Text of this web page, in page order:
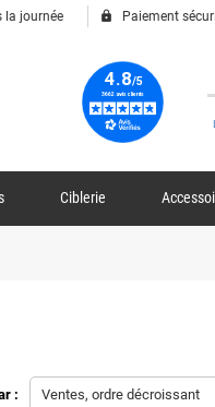
la journée lock Paiement
Ciblerie
: Ventes, ordre décroissant